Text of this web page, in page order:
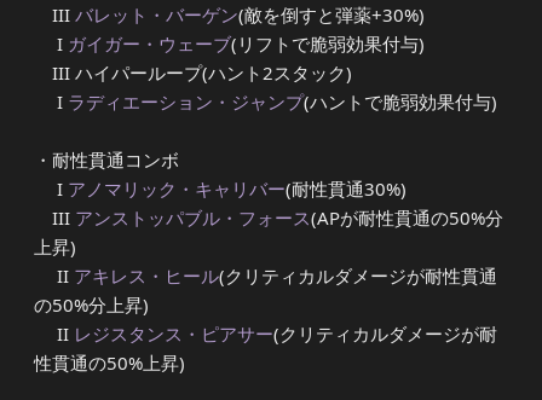
III バレット・バーゲン(敵を倒すと弾薬+30%)
I ガイガー・ウェーブ(リフトで脆弱効果付与)
III ハイパーループ(ハント2スタック)
I ラディエーション・ジャンプ(ハントで脆弱効果付与)
・耐性貫通コンボ
I アノマリック・キャリバー(耐性貫通30%)
III アンストッパブル・フォース(APが耐性貫通の50%分
上昇)
II アキレス・ヒール(クリティカルダメージが耐性貫通
の50%分上昇)
II レジスタンス・ピアサー(クリティカルダメージが耐
性貫通の50%上昇)